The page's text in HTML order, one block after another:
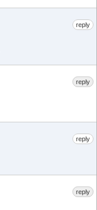
reply
reply
reply
reply